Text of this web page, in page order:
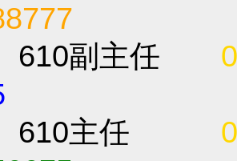
610副主任
610主任